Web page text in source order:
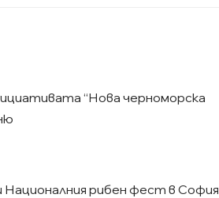
“Нова черноморска
рибен фест в София